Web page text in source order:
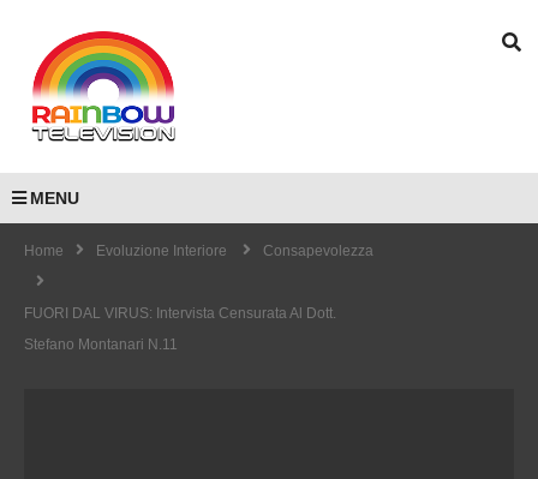
MENU
Home Evoluzione Interiore Consapevolezza
FUORI DAL VIRUS: Intervista Censurata Al Dott.
Stefano Montanari N.11